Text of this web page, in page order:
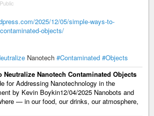
Public
2025/12/05/simple-ways-to-
objects/
Nanotech #Contaminated #Objects
Neutralize Nanotech Contaminated Objects
for Addressing Nanotechnology in the
by Kevin Boykin12/04/2025 Nanobots and
— in our food, our drinks, our atmosphere,